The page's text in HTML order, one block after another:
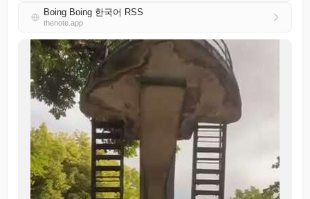
Boing Boing 한국어 RSS
thenote.app